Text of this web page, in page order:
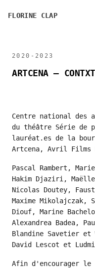
FLORINE CLAP
2020-2023
ARTCENA –
Centre national
du théâtre Série de
lauréat.es de la
Artcena, Avril Films
Pascal Rambert,
Hakim Djaziri,
Nicolas Doutey,
Maxime Mikolajczak,
Diouf, Marine
Alexandrea Badea,
Blandine Savetier et
David Lescot et
Afin d'encourager le